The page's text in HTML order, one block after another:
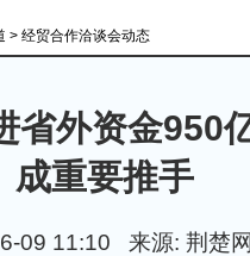
> 经贸合作洽谈会动态
省外资金950
成重要推手
09 11:10 来源: 荆